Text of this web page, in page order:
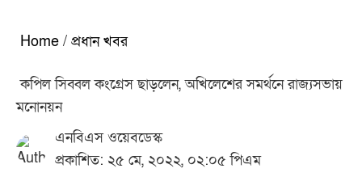
Home / প্রধান খবর
কপিল সিব্বল কংগ্রেস ছাড়লেন, অখিলেশের সমর্থনে রাজ্যসভায়
মনোনয়ন
এনবিএস ওয়েবডেস্ক
প্রকাশিত: ২৫ মে, ২০২২, ০২:০৫ পিএম